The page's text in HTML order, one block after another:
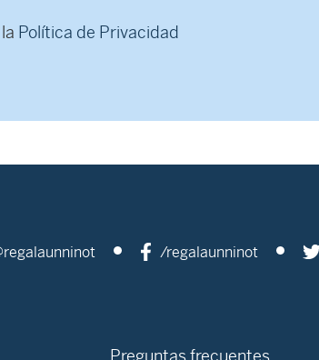
Política de Privacidad
/regalaunninot